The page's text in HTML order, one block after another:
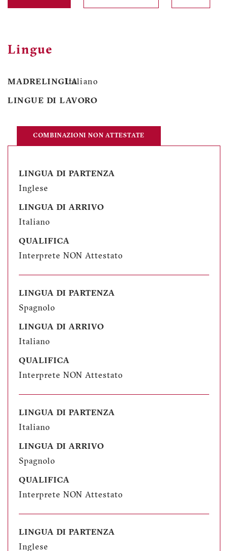
Lingue
MADRELINGUAItaliano
LINGUE DI LAVORO
COMBINAZIONI NON ATTESTATE
LINGUA DI PARTENZA
Inglese
LINGUA DI ARRIVO
Italiano
QUALIFICA
Interprete NON Attestato
LINGUA DI PARTENZA
Spagnolo
LINGUA DI ARRIVO
Italiano
QUALIFICA
Interprete NON Attestato
LINGUA DI PARTENZA
Italiano
LINGUA DI ARRIVO
Spagnolo
QUALIFICA
Interprete NON Attestato
LINGUA DI PARTENZA
Inglese